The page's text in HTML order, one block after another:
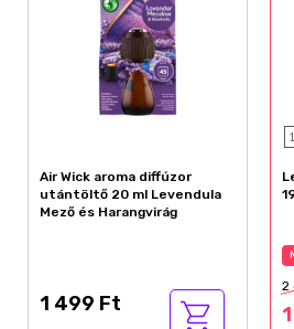
Air Wick aroma diffúzor
utántöltő 20 ml Levendula
Mező és Harangvirág
1 499 Ft
2